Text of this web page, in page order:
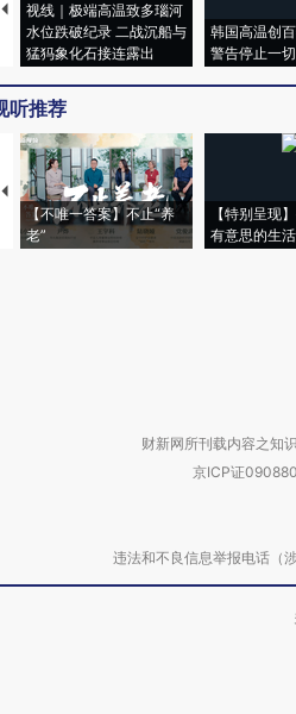
视线｜极端高温致多瑙河
水位跌破纪录 二战沉船与
猛犸象化石接连露出
韩国高温创
警告停止一
听推荐
【不唯一答案】不止“养
老”
【特别呈现
有意思的生
财新网所刊载内容之知
京ICP证
违法和不良信息举报电话